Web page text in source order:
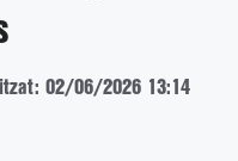
02/06/2026 13:14